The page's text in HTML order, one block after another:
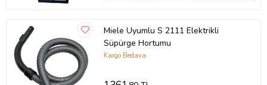
Miele Uyumlu S 2111 Elektrikli
Süpürge Hortumu
Kargo Bedava